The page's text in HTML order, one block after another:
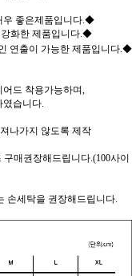
우 좋은제품입니다.◆
화한 제품입니다.◆
연출이 가능한 제품입니다.◆
드 착용가능하며,
였습니다.
나가지 않도록 제작
매권장해드립니다.(100사이
손세탁을 권장해드립니다.